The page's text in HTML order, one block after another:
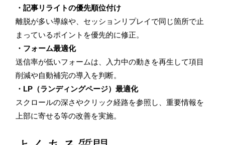
・記事リライトの優先順位付け
離脱が多い導線や、セッションリプレイで同じ箇所で止
まっているポイントを優先的に修正。
・フォーム最適化
送信率が低いフォームは、入力中の動きを再生して項目
削減や自動補完の導入を判断。
・LP（ランディングページ）最適化
スクロールの深さやクリック経路を参照し、重要情報を
上部に寄せる等の改善を実施。